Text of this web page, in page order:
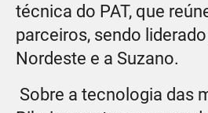
técnica do PAT, que
parceiros, sendo
Nordeste e a Suzano.
Sobre a tecnologia das